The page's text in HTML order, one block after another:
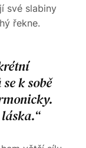
své slabiny
řekne.
k sobě